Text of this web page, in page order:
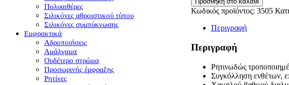
Κωδικός προϊόντος: 3505
Περιγραφή
Περιγραφή
Ρητινωδώς
Συγκόλληση ενθέτων,
Πολυαιθέρες
Σιλικόνες αθροιστικού τύπου
Σιλικόνες συμπύκνωσης
Εμφρακτικά
Αδροποιήσεις
Αμάλγαμα
Ουδέτερο στρώμα
Προσωρινής έμφραξης
Ρητίνες